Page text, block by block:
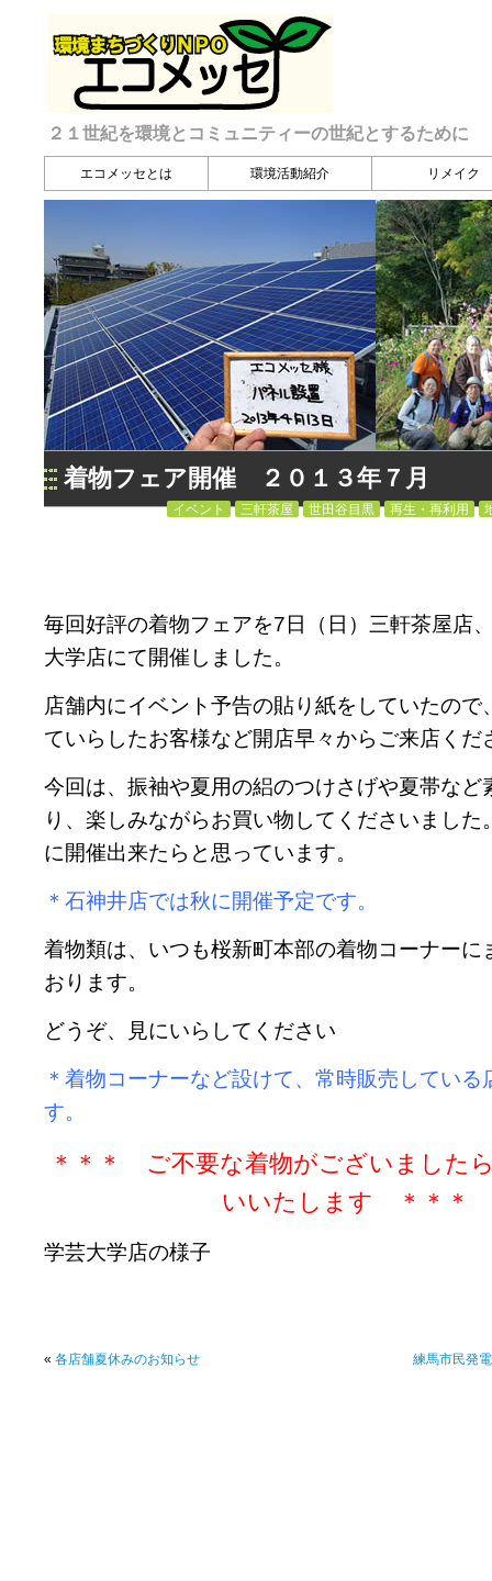
２１世紀を環境とコミュニティーの世紀とするために
エコメッセとは 環境活動紹介 リメイク
着物フェア開催 ２０１３年７月
イベント 三軒茶屋 世田谷目黒 再生・再利用
毎回好評の着物フェアを7日（日）三軒茶屋店
大学店にて開催しました。
店舗内にイベント予告の貼り紙をしていたので
ていらしたお客様など開店早々からご来店くだ
今回は、振袖や夏用の絽のつけさげや夏帯など
り、楽しみながらお買い物してくださいました
に開催出来たらと思っています。
＊石神井店では秋に開催予定です。
着物類は、いつも桜新町本部の着物コーナーに
おります。
どうぞ、見にいらしてください
＊着物コーナーなど設けて、常時販売している
す。
＊＊＊ ご不要な着物がございました
いいたします ＊＊＊
学芸大学店の様子
« 各店舗夏休みのお知らせ 練馬市民発